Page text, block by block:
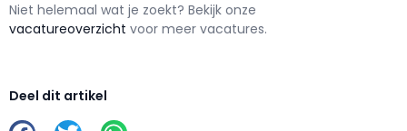
Niet helemaal wat je zoekt? Bekijk onze
vacatureoverzicht voor meer vacatures.
Deel dit artikel